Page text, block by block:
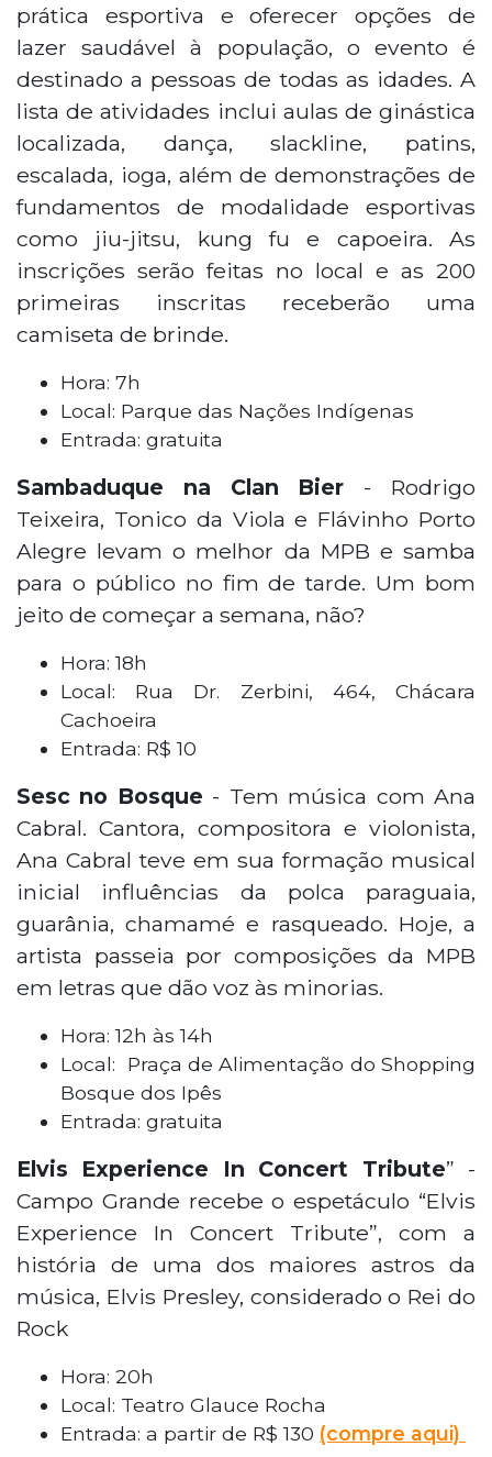
prática esportiva e oferecer opções de
lazer saudável à população, o evento é
destinado a pessoas de todas as idades. A
lista de atividades inclui aulas de ginástica
localizada, dança, slackline, patins,
escalada, ioga, além de demonstrações de
fundamentos de modalidade esportivas
como jiu-jitsu, kung fu e capoeira. As
inscrições serão feitas no local e as 200
primeiras inscritas receberão uma
camiseta de brinde.
Hora: 7h
Local: Parque das Nações Indígenas
Entrada: gratuita
Sambaduque na Clan Bier - Rodrigo
Teixeira, Tonico da Viola e Flávinho Porto
Alegre levam o melhor da MPB e samba
para o público no fim de tarde. Um bom
jeito de começar a semana, não?
Hora: 18h
Local: Rua Dr. Zerbini, 464, Chácara
Cachoeira
Entrada: R$ 10
Sesc no Bosque - Tem música com Ana
Cabral. Cantora, compositora e violonista,
Ana Cabral teve em sua formação musical
inicial influências da polca paraguaia,
guarânia, chamamé e rasqueado. Hoje, a
artista passeia por composições da MPB
em letras que dão voz às minorias.
Hora: 12h às 14h
Local: Praça de Alimentação do Shopping
Bosque dos Ipês
Entrada: gratuita
Elvis Experience In Concert Tribute” -
Campo Grande recebe o espetáculo “Elvis
Experience In Concert Tribute”, com a
história de uma dos maiores astros da
música, Elvis Presley, considerado o Rei do
Rock
Hora: 20h
Local: Teatro Glauce Rocha
Entrada: a partir de R$ 130 (compre aqui)